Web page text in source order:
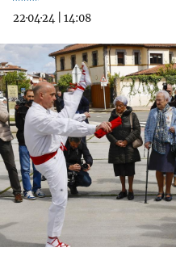
22·04·24
14:08